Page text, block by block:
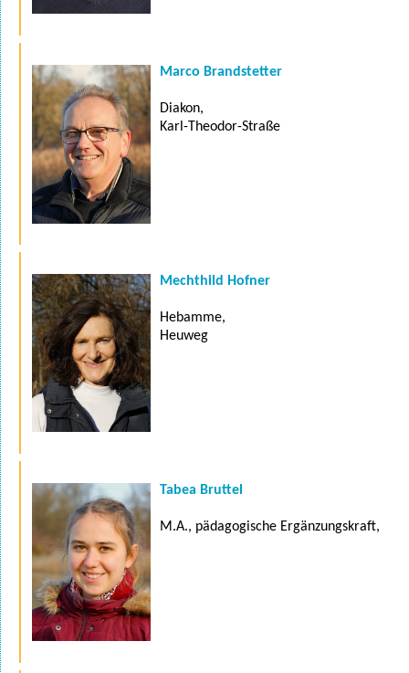
Marco Brandstetter
Diakon,
Karl-Theodor-Straße
Mechthild Hofner
Hebamme,
Heuweg
Tabea Bruttel
M.A., pädagogische Ergänzungskraft,